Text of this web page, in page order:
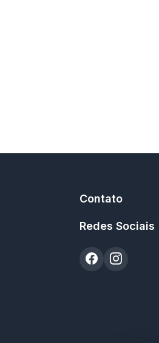
Contato
Redes Sociais